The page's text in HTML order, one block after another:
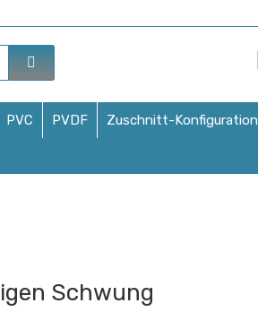
PVC PVDF Zuschnitt-Konfiguration
Schwung